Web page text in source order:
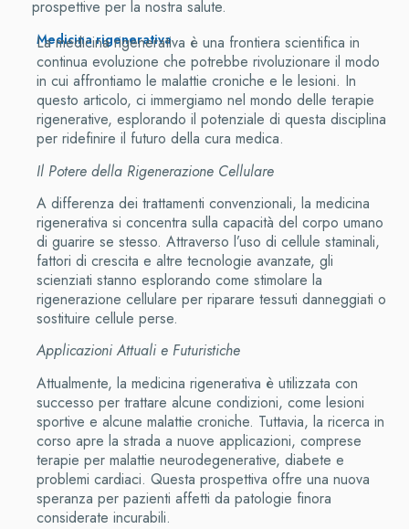
prospettive per la nostra salute.
Medicina rigenerativa
La medicina rigenerativa è una frontiera scientifica in
continua evoluzione che potrebbe rivoluzionare il modo
in cui affrontiamo le malattie croniche e le lesioni. In
questo articolo, ci immergiamo nel mondo delle terapie
rigenerative, esplorando il potenziale di questa disciplina
per ridefinire il futuro della cura medica.
Il Potere della Rigenerazione Cellulare
A differenza dei trattamenti convenzionali, la medicina
rigenerativa si concentra sulla capacità del corpo umano
di guarire se stesso. Attraverso l’uso di cellule staminali,
fattori di crescita e altre tecnologie avanzate, gli
scienziati stanno esplorando come stimolare la
rigenerazione cellulare per riparare tessuti danneggiati o
sostituire cellule perse.
Applicazioni Attuali e Futuristiche
Attualmente, la medicina rigenerativa è utilizzata con
successo per trattare alcune condizioni, come lesioni
sportive e alcune malattie croniche. Tuttavia, la ricerca in
corso apre la strada a nuove applicazioni, comprese
terapie per malattie neurodegenerative, diabete e
problemi cardiaci. Questa prospettiva offre una nuova
speranza per pazienti affetti da patologie finora
considerate incurabili.